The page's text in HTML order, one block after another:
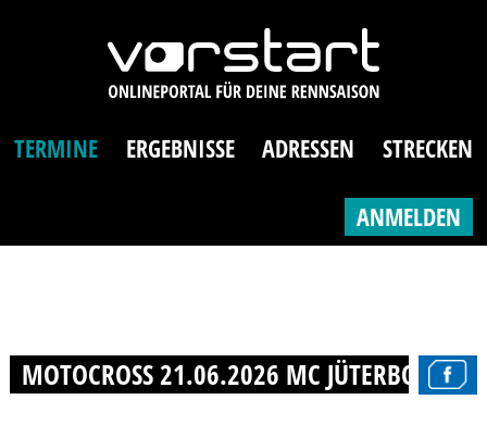
TERMINE ERGEBNISSE ADRESSEN STRECKEN
ANMELDEN
MOTOCROSS 21.06.2026 MC JÜTERBOG